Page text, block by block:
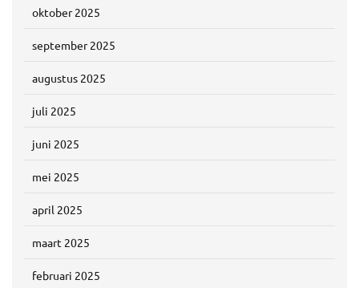
oktober 2025
september 2025
augustus 2025
juli 2025
juni 2025
mei 2025
april 2025
maart 2025
februari 2025